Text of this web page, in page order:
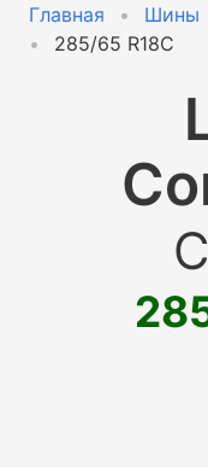
Главная Шины
285/65 R18C